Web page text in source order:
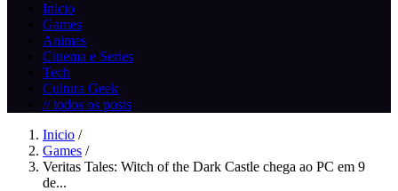
Inicio
Games
Animes
Cinema e Series
Tech
Cultura Geek
// todos os posts
Inicio /
Games /
Veritas Tales: Witch of the Dark Castle chega ao PC em 9
de...